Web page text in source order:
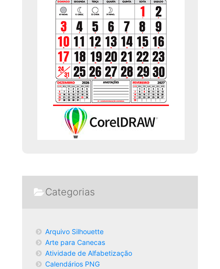
Categorias
Arquivo Silhouette
Arte para Canecas
Atividade de Alfabetização
Calendários PNG